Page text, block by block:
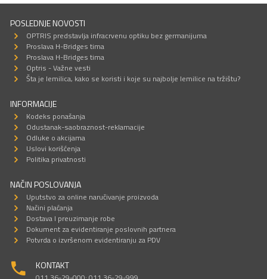
POSLEDNJE NOVOSTI
OPTRIS predstavlja infracrvenu optiku bez germanijuma
Proslava H-Bridges tima
Proslava H-Bridges tima
Optris - Važne vesti
Šta je lemilica, kako se koristi i koje su najbolje lemilice na tržištu?
INFORMACIJE
Kodeks ponašanja
Odustanak-saobraznost-reklamacije
Odluke o akcijama
Uslovi korišćenja
Politika privatnosti
NAČIN POSLOVANJA
Uputstvo za online naručivanje proizvoda
Načini plaćanja
Dostava I preuzimanje robe
Dokument za evidentiranje poslovnih partnera
Potvrda o izvršenom evidentiranju za PDV
KONTAKT